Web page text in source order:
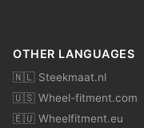
OTHER LANGUAGES
🇳🇱 Steekmaat.nl
🇺🇸 Wheel-fitment.com
🇪🇺 Wheelfitment.eu